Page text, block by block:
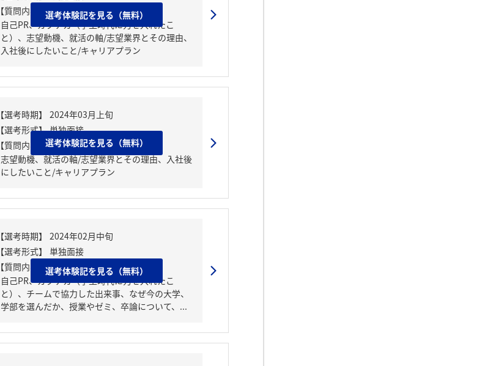
【質問内容・課題】
自己PR、ガクチカ（学生時代に力を入れたこ
と）、志望動機、就活の軸/志望業界とその理由、
入社後にしたいこと/キャリアプラン
選考体験記を見る（無料）
【質問内容・課題】
志望動機、就活の軸/志望業界とその理由、入社後
にしたいこと/キャリアプラン
選考体験記を見る（無料）
【質問内容・課題】
自己PR、ガクチカ（学生時代に力を入れたこ
と）、チームで協力した出来事、なぜ今の大学、
学部を選んだか、授業やゼミ、卒論について、...
選考体験記を見る（無料）